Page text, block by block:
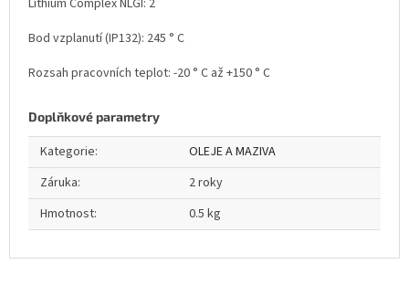
Lithium Complex NLGI: 2
Bod vzplanutí (IP132): 245 ° C
Rozsah pracovních teplot: -20 ° C až +150 ° C
Doplňkové parametry
Kategorie:
OLEJE A MAZIVA
Záruka:
2 roky
Hmotnost: 0.5 kg